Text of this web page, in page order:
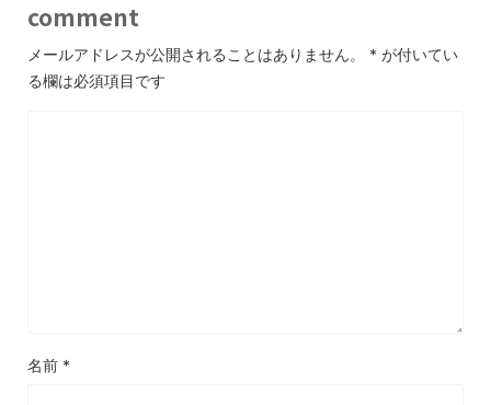
comment
メールアドレスが公開されることはありません。 * が付いてい
る欄は必須項目です
名前 *